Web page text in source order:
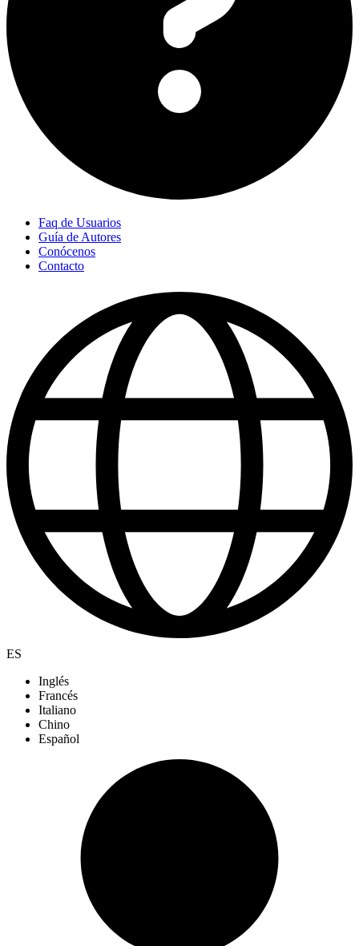
Faq de Usuarios
Guía de Autores
Conócenos
Contacto
ES
Inglés
Francés
Italiano
Chino
Español